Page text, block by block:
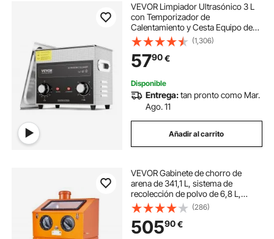
VEVOR Limpiador Ultrasónico 3 L
con Temporizador de
Calentamiento y Cesta Equipo de
Limpieza Ultrasónico Digital
Profesional 120 W para Relojes
Instrumentos Gafas Monedas
Piezas de Metal Plata
(1,306)
5790€
Disponible
Entrega:tan pronto como Mar.
Ago. 11
Añadir al carrito
VEVOR Gabinete de chorro de
arena de 341,1 L, sistema de
recolección de polvo de 6,8 L,
gabinete de chorro de arena de 40-
120 PSI con soporte, con pistola de
chorro de arena y 4 boquillas
(286)
50590€